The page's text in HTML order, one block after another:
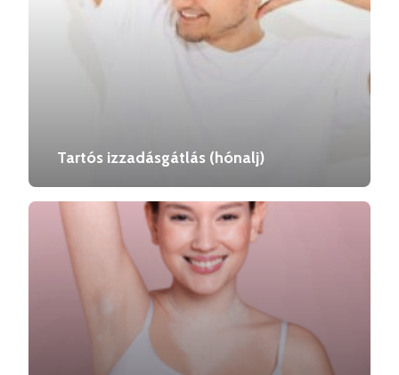
Tartós izzadásgátlás (hónalj)